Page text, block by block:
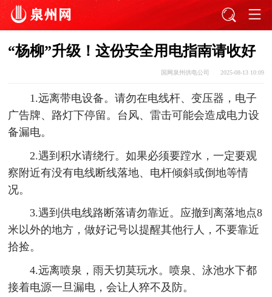
“杨柳”升级！这份安全用电指南请收好
国网泉州供电公司 2025-08-13 10:09
1.远离带电设备。请勿在电线杆、变压器，电子
广告牌、路灯下停留。台风、雷击可能会造成电力设
备漏电。
2.遇到积水请绕行。如果必须要蹚水，一定要观
察附近有没有电线断线落地、电杆倾斜或倒地等情
况。
3.遇到供电线路断落请勿靠近。应撤到离落地点8
米以外的地方，做好记号以提醒其他行人，不要靠近
拾捡。
4.远离喷泉，雨天切莫玩水。喷泉、泳池水下都
接着电源一旦漏电，会让人猝不及防。